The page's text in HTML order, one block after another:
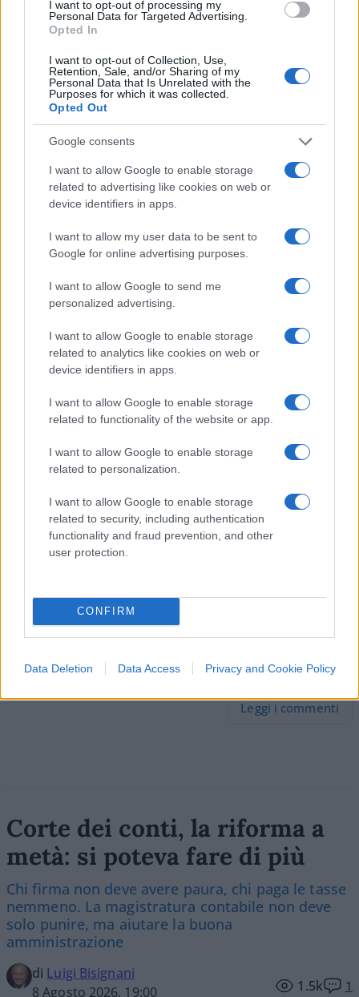
I want to opt-out of processing my
Personal Data for Targeted Advertising.
Opted In
I want to opt-out of Collection, Use,
Retention, Sale, and/or Sharing of my
Personal Data that Is Unrelated with the
Purposes for which it was collected.
Opted Out
Google consents
I want to allow Google to enable storage
related to advertising like cookies on web or
device identifiers in apps.
I want to allow my user data to be sent to
Google for online advertising purposes.
I want to allow Google to send me
personalized advertising.
I want to allow Google to enable storage
related to analytics like cookies on web or
device identifiers in apps.
I want to allow Google to enable storage
related to functionality of the website or app.
I want to allow Google to enable storage
related to personalization.
I want to allow Google to enable storage
related to security, including authentication
functionality and fraud prevention, and other
user protection.
CONFIRM
Data Deletion Data Access Privacy and Cookie Policy
dichiarando inefficace la Scia. Una decisione che,
a cascata, fa venir meno anche il presupposto
della richiesta economica avanzata nell’aprile
precedente. Per i giudici, infatti, la
rideterminazione degli oneri è avvenuta oltre i
termini consentiti per l’annullamento d’ufficio dei
titoli edilizi, fissati dalla normativa entro un
periodo limitato.
Il precedente: un quadro
giurisprudenziale non uniforme
giurisprudenziale non uniforme.
Solo poche
ragione al Comune in altri casi analoghi, legati
a cantieri tra Lambrate e Porta Romana, dove i
contestualmente al rilascio dei titoli edilizi.
questo caso, invece, la richiesta tardiva e la
riqualificazione successiva dell’intervento hanno
portato i giudici a ribaltare la posizione di Palazzo
Marino.
Nicolaporro.it è anche su Whatsapp. È
sufficientecliccare qui
#CASTELLO #MILANO #URBANISTICA
Leggi i commenti
Corte dei conti, la riforma a
metà: si poteva fare di più
Chi firma non deve avere paura, chi paga le tasse
nemmeno. La magistratura contabile non deve
solo punire, ma aiutare la buona
amministrazione
di Luigi Bisignani
8 Agosto 2026, 19:00
1.5k 1